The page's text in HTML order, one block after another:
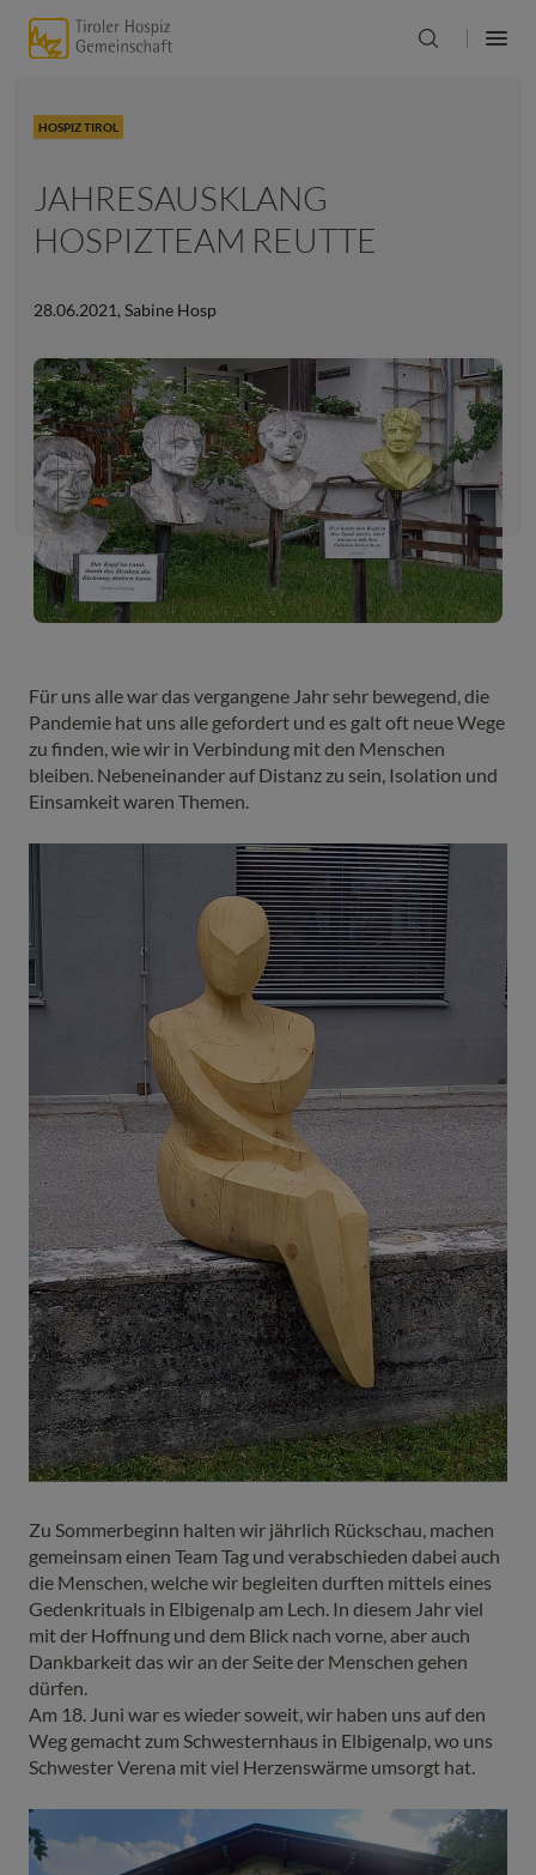
HOSPIZ TIROL
JAHRESAUSKLANG
HOSPIZTEAM REUTTE
28.06.2021, Sabine Hosp
Für uns alle war das vergangene Jahr sehr bewegend, die
Pandemie hat uns alle gefordert und es galt oft neue Wege
zu finden, wie wir in Verbindung mit den Menschen
bleiben. Nebeneinander auf Distanz zu sein, Isolation und
Einsamkeit waren Themen.
Zu Sommerbeginn halten wir jährlich Rückschau, machen
gemeinsam einen Team Tag und verabschieden dabei auch
die Menschen, welche wir begleiten durften mittels eines
Gedenkrituals in Elbigenalp am Lech. In diesem Jahr viel
mit der Hoffnung und dem Blick nach vorne, aber auch
Dankbarkeit das wir an der Seite der Menschen gehen
dürfen.
Am 18. Juni war es wieder soweit, wir haben uns auf den
Weg gemacht zum Schwesternhaus in Elbigenalp, wo uns
Schwester Verena mit viel Herzenswärme umsorgt hat.